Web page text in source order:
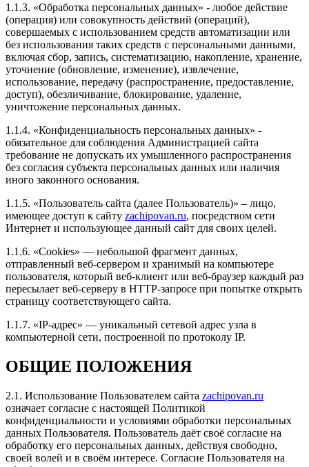
Рейтинг отзыва:5
Заезжала сюда за чипом мазды 6 2.5 2023г из Китая.
Обслуживанием очень довольна, мастер хороший и
дружелюбный. Быстро закодировали блок. Хороший
сервис, всё подробно рассказали. Рекомендую всем
эту компанию.
Рейтинг отзыва: 5
клиентам! Мне кажется единственные, кто реально
понимает абсолютно от А до Я свою работу,
молодцы ребята! Всегда развиваются и постоянно в
Я приятно удивлён, результатом и объёмом работ за
такую скромную цену!
Делал Форд Эксплорер 2018г и активировали 8
скрытых опций!
Настроили двигатель и коробку так, что машина
Ребята, главное марку держите и не спускайтесь до
уровня ваших конкурентов пожалуйста.
Рейтинг отзыва:5
Хороший сервис по тюнингу авто. Персонал на все
интересующие вопросы отвечал. Цены приемлемые.
Широкий спектр услуг и качественное выполнение
1.1.3. «Обработка персональных данных» - любое действие
(операция) или совокупность действий (операций),
совершаемых с использованием средств автоматизации или
без использования таких средств с персональными данными,
включая сбор, запись, систематизацию, накопление, хранение,
уточнение (обновление, изменение), извлечение,
использование, передачу (распространение, предоставление,
доступ), обезличивание, блокирование, удаление,
уничтожение персональных данных.
1.1.4. «Конфиденциальность персональных данных» -
обязательное для соблюдения Администрацией сайта
требование не допускать их умышленного распространения
без согласия субъекта персональных данных или наличия
иного законного основания.
1.1.5. «Пользователь сайта (далее Пользователь)» – лицо,
имеющее доступ к сайту zachipovan.ru, посредством сети
Интернет и использующее данный сайт для своих целей.
1.1.6. «Cookies» — небольшой фрагмент данных,
отправленный веб-сервером и хранимый на компьютере
пользователя, который веб-клиент или веб-браузер каждый раз
пересылает веб-серверу в HTTP-запросе при попытке открыть
страницу соответствующего сайта.
1.1.7. «IP-адрес» — уникальный сетевой адрес узла в
компьютерной сети, построенной по протоколу IP.
ОБЩИЕ ПОЛОЖЕНИЯ
2.1. Использование Пользователем сайта zachipovan.ru
означает согласие с настоящей Политикой
конфиденциальности и условиями обработки персональных
данных Пользователя. Пользователь даёт своё согласие на
обработку его персональных данных, действуя свободно,
своей волей и в своём интересе. Согласие Пользователя на